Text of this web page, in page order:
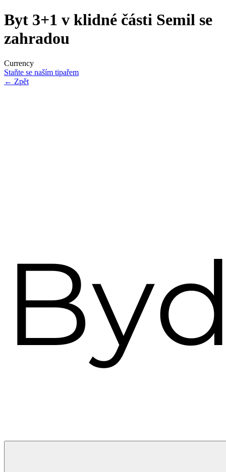
Byt 3+1 v klidné části Semil se
zahradou
Currency
Staňte se naším tipařem
← Zpět